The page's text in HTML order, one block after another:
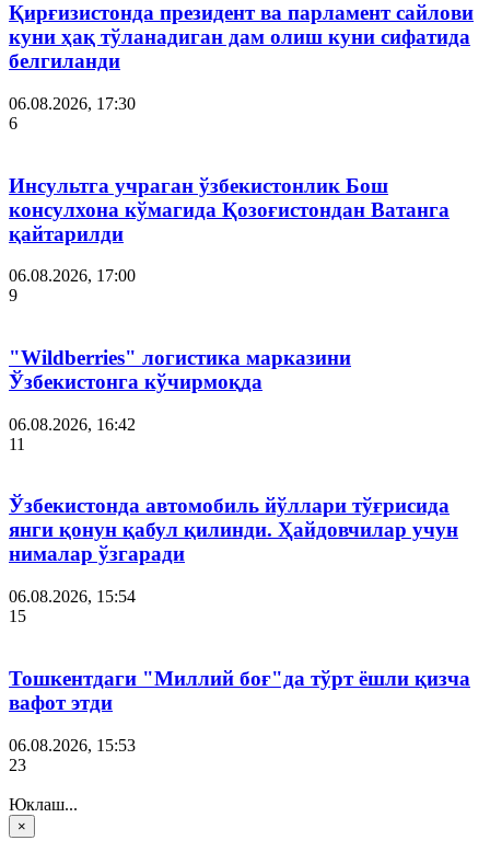
Қирғизистонда президент ва парламент сайлови
куни ҳақ тўланадиган дам олиш куни сифатида
белгиланди
06.08.2026, 17:30
6
Инсультга учраган ўзбекистонлик Бош
консулхона кўмагида Қозоғистондан Ватанга
қайтарилди
06.08.2026, 17:00
9
"Wildberries" логистика марказини
Ўзбекистонга кўчирмоқда
06.08.2026, 16:42
11
Ўзбекистонда автомобиль йўллари тўғрисида
янги қонун қабул қилинди. Ҳайдовчилар учун
нималар ўзгаради
06.08.2026, 15:54
15
Тошкентдаги "Миллий боғ"да тўрт ёшли қизча
вафот этди
06.08.2026, 15:53
23
Юклаш...
×